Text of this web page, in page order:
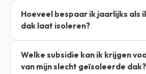
Hoeveel bespaar ik jaarlijks als
dak laat isoleren?
Welke subsidie kan ik krijgen
van mijn slecht geïsoleerde dak?